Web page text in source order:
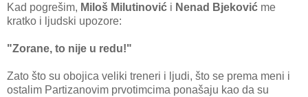
Kad pogrešim, Miloš Milutinović i Nenad Bjeković me
kratko i ljudski upozore:
"Zorane, to nije u redu!"
Zato što su obojica veliki treneri i ljudi, što se prema meni i
ostalim Partizanovim prvotimcima ponašaju kao da su